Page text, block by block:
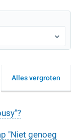
Alles vergroten
"Niet genoeg